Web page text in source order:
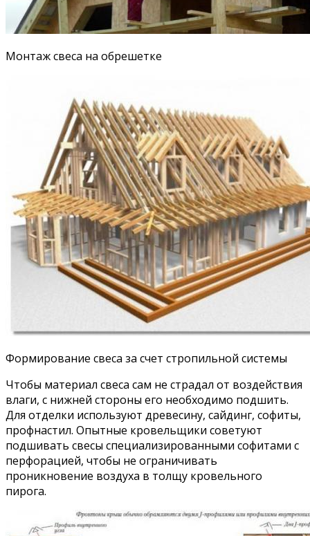
Монтаж свеса на обрешетке
Формирование свеса за счет стропильной системы
Чтобы материал свеса сам не страдал от воздействия
влаги, с нижней стороны его необходимо подшить.
Для отделки используют древесину, сайдинг, софиты,
профнастил. Опытные кровельщики советуют
подшивать свесы специализированными софитами с
перфорацией, чтобы не ограничивать
проникновение воздуха в толщу кровельного
пирога.